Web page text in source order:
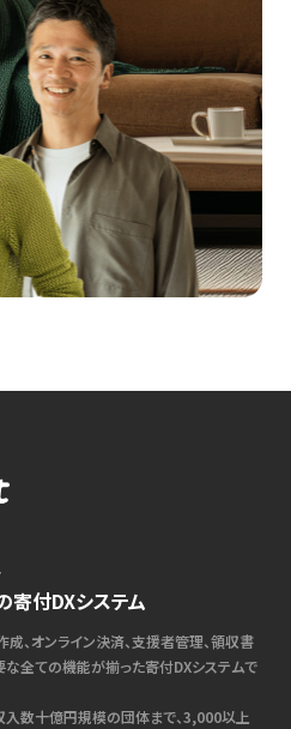
寄付DXシステム
、オンライン決済、支援者管理、領収書
な全ての機能が揃った寄付DXシステムで
数十億円規模の団体まで、3,000以上